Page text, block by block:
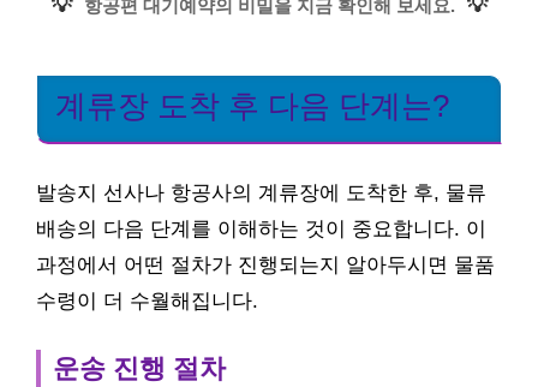
💡 항공편 대기예약의 비밀을 지금 확인해 보세요. 💡
계류장 도착 후 다음 단계는?
발송지 선사나 항공사의 계류장에 도착한 후, 물류
배송의 다음 단계를 이해하는 것이 중요합니다. 이
과정에서 어떤 절차가 진행되는지 알아두시면 물품
수령이 더 수월해집니다.
운송 진행 절차